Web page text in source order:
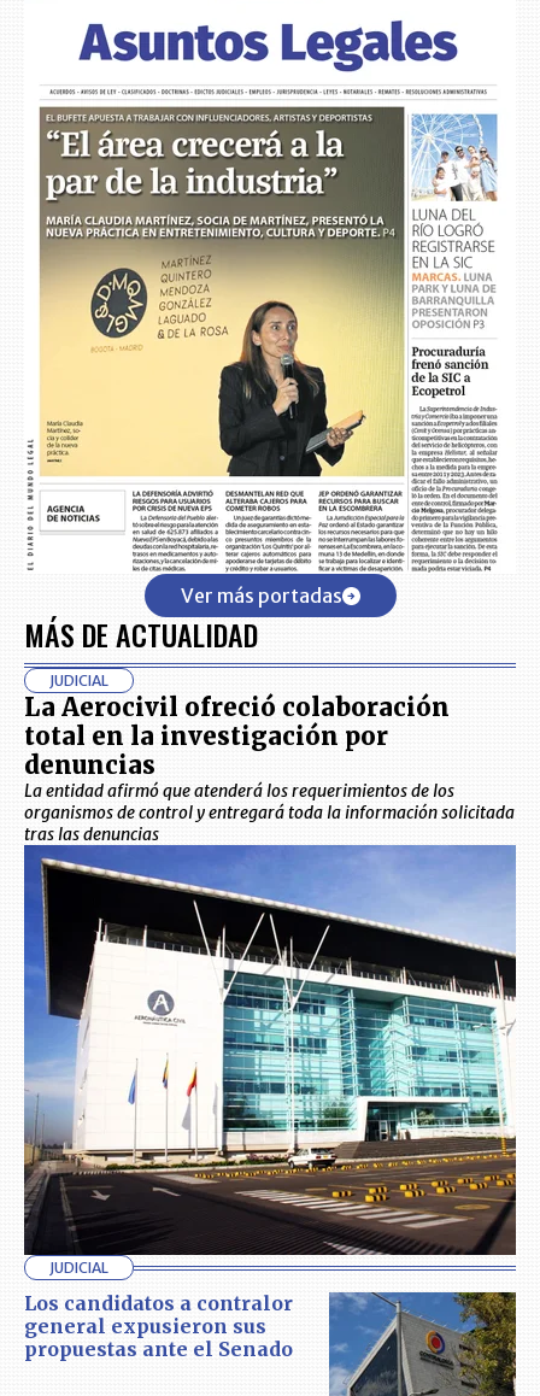
Ver más portadas
MÁS DE ACTUALIDAD
JUDICIAL
La Aerocivil ofreció colaboración
total en la investigación por
denuncias
La entidad afirmó que atenderá los requerimientos de los
organismos de control y entregará toda la información solicitada
tras las denuncias
JUDICIAL
Los candidatos a contralor
general expusieron sus
propuestas ante el Senado